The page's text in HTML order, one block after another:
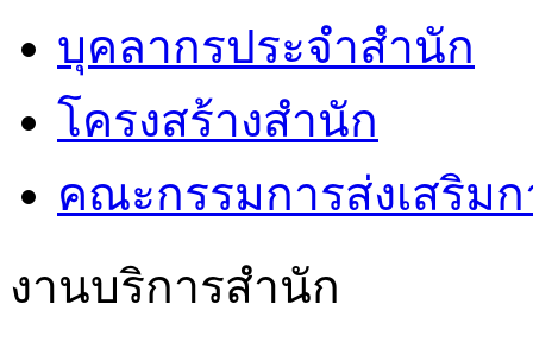
บุคลากรประจำสำนัก
โครงสร้างสำนัก
คณะกรรมการส่งเสริม
งานบริการสำนัก